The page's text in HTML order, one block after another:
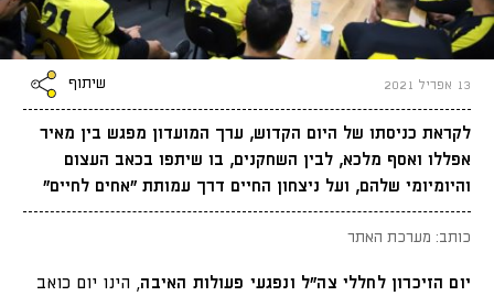
13 אפריל 2021 שיתוף
לקראת כניסתו של היום הקדוש, ערך המועדון מפגש בין מאיר
אפללו ואסף מלכא, לבין השחקנים, בו שיתפו בכאב העצום
והיומיומי שלהם, ועל ניצחון החיים דרך עמותת "אחים לחיים"
כותב: מערכת האתר
יום הזיכרון לחללי צה"ל ונפגעי פעולות האיבה, הינו יום כואב